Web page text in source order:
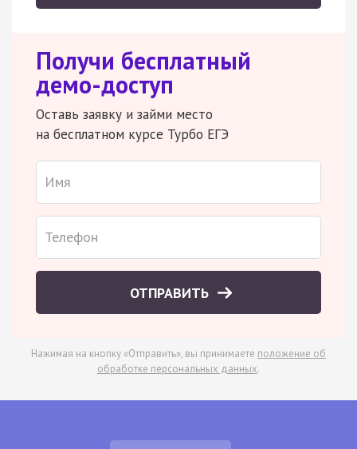
Получи бесплатный
демо-доступ
Оставь заявку и займи место
на бесплатном курсе Турбо ЕГЭ
ОТПРАВИТЬ
Нажимая на кнопку «Отправить», вы принимаете положение об
обработке персональных данных.